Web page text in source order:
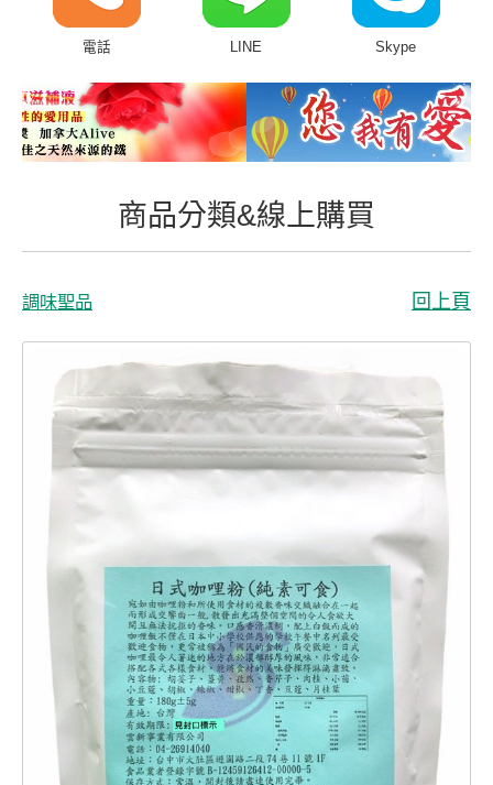
商品分類&線上購買
常見問題
客戶付費回傳
電話 LINE Skype
商品分類&線上購買
調味聖品 回上頁